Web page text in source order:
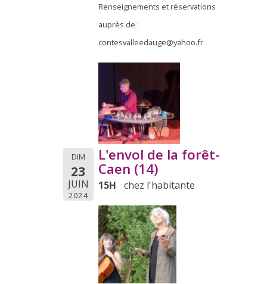
Renseignements et réservations
auprès de :
contesvalleedauge@yahoo.fr
DIM
23
JUIN
2024
L'envol de la forêt-
Caen (14)
15H chez l'habitante